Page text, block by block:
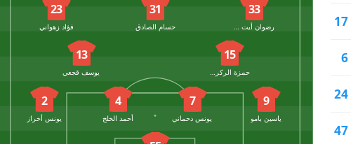
33
31
حسام الصادق
23
فؤاد زهواني
15
حمزة الركراكي
13
يوسف قجعي
9
ياسين بامو
7
يونس دحماني
4
أحمد الخلج
2
يونس أخراز
17
6
24
47